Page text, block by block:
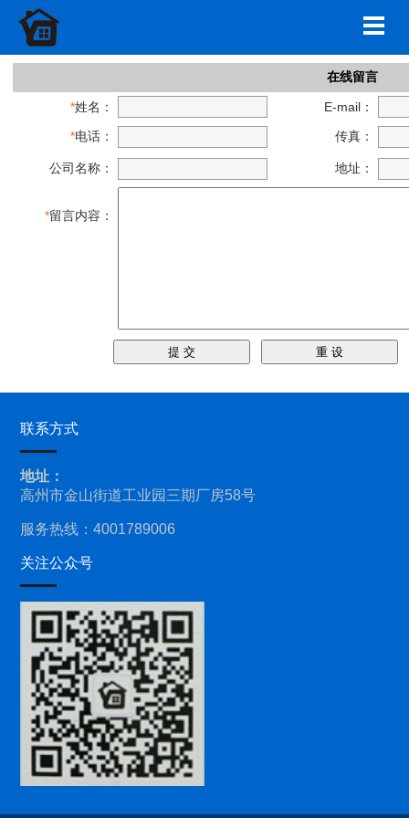
在线留言
*姓名：
E-mail：
*电话： 传真：
公司名称： 地址：
*留言内容：
联系方式
地址：
高州市金山街道工业园三期厂房58号
服务热线：4001789006
关注公众号